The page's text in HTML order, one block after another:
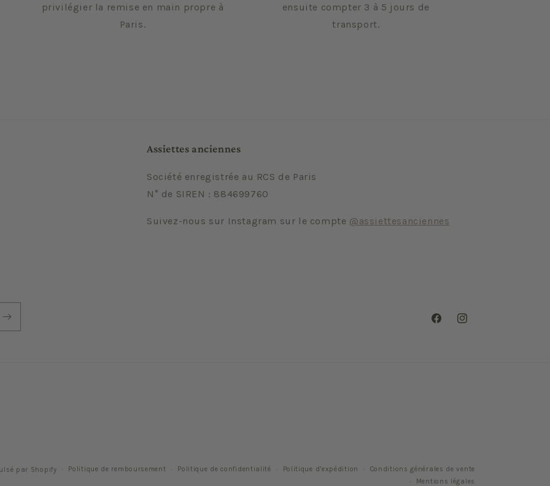
privilégier la remise en main propre à
Paris.
ensuite compter 3 à 5 jours de
transport.
Assiettes anciennes
Société enregistrée au RCS de Paris
N° de SIREN : 884699760
Suivez-nous sur Instagram sur le compte @assiettesanciennes
FacebookInstagram
par Shopify Politique de remboursement Politique de confidentialité Politique d’expédition
Conditions générales de vente
Mentions légales